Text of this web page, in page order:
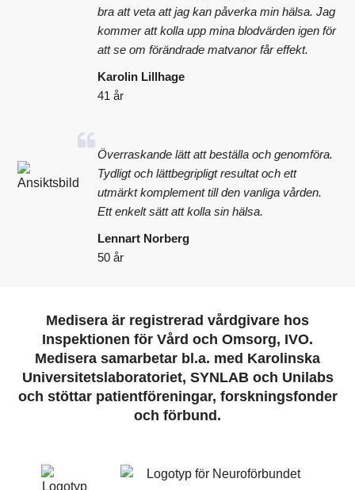
bra att veta att jag kan påverka min hälsa. Jag
kommer att kolla upp mina blodvärden igen för
att se om förändrade matvanor får effekt.
Karolin Lillhage
41 år
Överraskande lätt att beställa och genomföra.
Tydligt och lättbegripligt resultat och ett
utmärkt komplement till den vanliga vården.
Ett enkelt sätt att kolla sin hälsa.
Lennart Norberg
50 år
Medisera är registrerad vårdgivare hos
Inspektionen för Vård och Omsorg, IVO.
Medisera samarbetar bl.a. med Karolinska
Universitetslaboratoriet, SYNLAB och Unilabs
och stöttar patientföreningar, forskningsfonder
och förbund.